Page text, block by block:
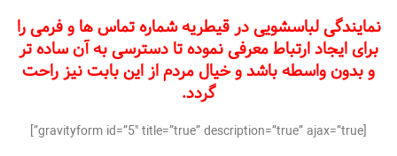
نمایندگی لباسشویی در قیطریه شماره تماس ها و فرمی را
برای ایجاد ارتباط معرفی نموده تا دسترسی به آن ساده تر
و بدون واسطه باشد و خیال مردم از این بابت نیز راحت
گردد.
[gravityform id=”5″ title=”true” description=”true” ajax=”true”]